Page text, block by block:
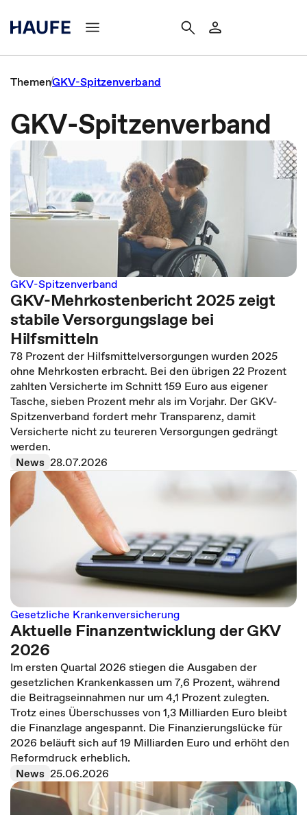
ThemenGKV-Spitzenverband
GKV-Spitzenverband
GKV-Spitzenverband
GKV-Mehrkostenbericht 2025 zeigt
stabile Versorgungslage bei
Hilfsmitteln
78 Prozent der Hilfsmittelversorgungen wurden 2025
ohne Mehrkosten erbracht. Bei den übrigen 22 Prozent
zahlten Versicherte im Schnitt 159 Euro aus eigener
Tasche, sieben Prozent mehr als im Vorjahr. Der GKV-
Spitzenverband fordert mehr Transparenz, damit
Versicherte nicht zu teureren Versorgungen gedrängt
werden.
News 28.07.2026
Gesetzliche Krankenversicherung
Aktuelle Finanzentwicklung der GKV
2026
Im ersten Quartal 2026 stiegen die Ausgaben der
gesetzlichen Krankenkassen um 7,6 Prozent, während
die Beitragseinnahmen nur um 4,1 Prozent zulegten.
Trotz eines Überschusses von 1,3 Milliarden Euro bleibt
die Finanzlage angespannt. Die Finanzierungslücke für
2026 beläuft sich auf 19 Milliarden Euro und erhöht den
Reformdruck erheblich.
News 25.06.2026